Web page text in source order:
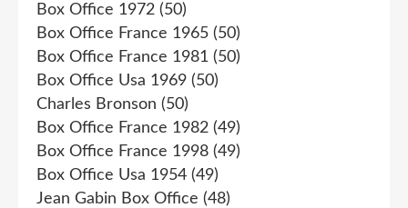
Box Office 1972 (50)
Box Office France 1965 (50)
Box Office France 1981 (50)
Box Office Usa 1969 (50)
Charles Bronson (50)
Box Office France 1982 (49)
Box Office France 1998 (49)
Box Office Usa 1954 (49)
Jean Gabin Box Office (48)